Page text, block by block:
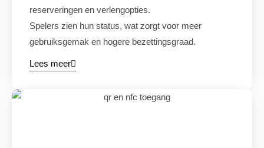
reserveringen en verlengopties.
Spelers zien hun status, wat zorgt voor meer
gebruiksgemak en hogere bezettingsgraad.
Lees meer